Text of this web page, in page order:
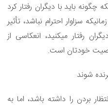
باید با دیگران رفتار کرد
سزاوار احترام نباشد، تأثیر
رفتار میکنید، انعکاسی از
خودتان است.
بردن را داشته باشد، اما به